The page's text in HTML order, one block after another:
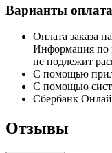
Варианты
Оплата заказа
Информация по
не подлежит
С помощью
С помощью
Сбербанк
Отзывы